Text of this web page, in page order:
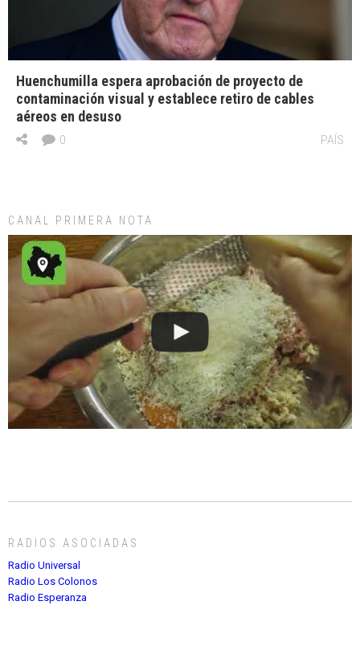
Huenchumilla espera aprobación de proyecto de
contaminación visual y establece retiro de cables
aéreos en desuso
PAÍS
0
CANAL PRIMERA NOTA
RADIOS ASOCIADAS
Radio Universal
Radio Los Colonos
Radio Esperanza